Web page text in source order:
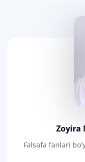
Zoyira
Falsafa fanlari